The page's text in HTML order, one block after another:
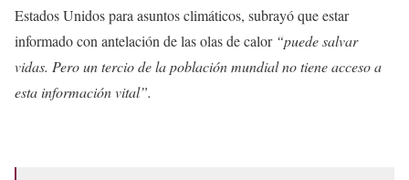
Estados Unidos para asuntos climáticos, subrayó que estar
informado con antelación de las olas de calor “puede salvar
vidas. Pero un tercio de la población mundial no tiene acceso a
esta información vital”.